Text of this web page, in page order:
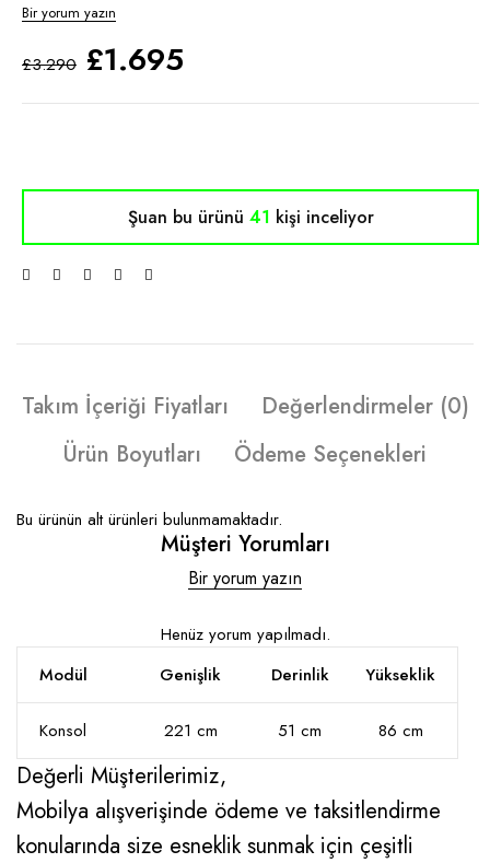
Bir yorum yazın
£3.290 £1.695
Şuan bu ürünü 41 kişi inceliyor
Takım İçeriği Fiyatları
Değerlendirmeler (0)
Ürün Boyutları
Ödeme Seçenekleri
Bu ürünün alt ürünleri bulunmamaktadır.
Müşteri Yorumları
Bir yorum yazın
Henüz yorum yapılmadı.
Modül
Genişlik Derinlik Yükseklik
Konsol 221 cm 51 cm 86 cm
Değerli Müşterilerimiz,
Mobilya alışverişinde ödeme ve taksitlendirme
konularında size esneklik sunmak için çeşitli